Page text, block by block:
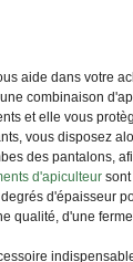
aide dans votre
combinaison
et elle vous
vous disposez
des pantalons,
d'apiculteur
d'épaisseur
qualité, d'une